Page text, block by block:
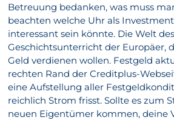
Betreuung bedanken, was muss
beachten welche Uhr als
interessant sein könnte. Die Welt
Geschichtsunterricht der Europäer,
Geld verdienen wollen. Festgeld
rechten Rand der Creditplus-
eine Aufstellung aller
reichlich Strom frisst. Sollte es zum
neuen Eigentümer kommen, deine